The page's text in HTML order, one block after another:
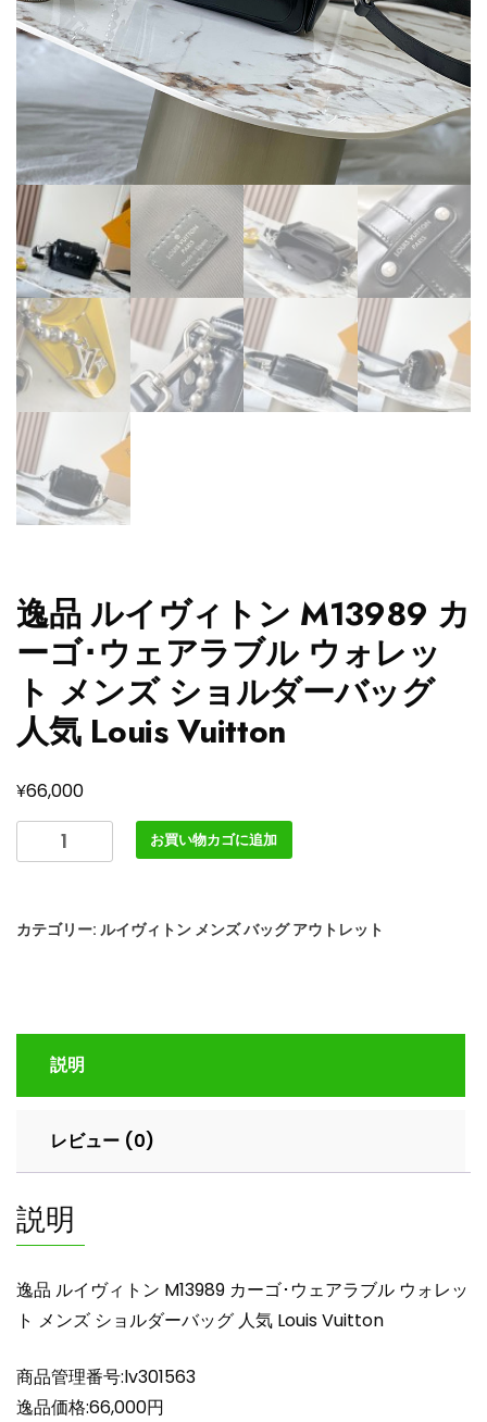
逸品 ルイヴィトン M13989 カ
ーゴ･ウェアラブル ウォレッ
ト メンズ ショルダーバッグ
人気 Louis Vuitton
¥66,000
品
ヴ
M13989
ー
ェ
ラ
ブ
ル
ウ
ォ
ッ
ト
お買い物カゴに追加
カテゴリー: ルイヴィトン メンズ バッグ アウトレット
説明
レビュー (0)
説明
逸品 ルイヴィトン M13989 カーゴ･ウェアラブル ウォレッ
ト メンズ ショルダーバッグ 人気 Louis Vuitton
商品管理番号:lv301563
逸品価格:66,000円